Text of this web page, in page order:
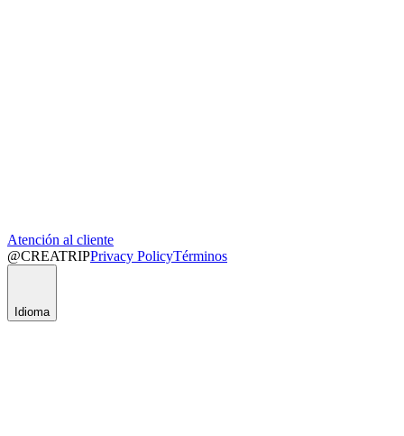
Atención al cliente
@CREATRIPPrivacy PolicyTérminos
Idioma